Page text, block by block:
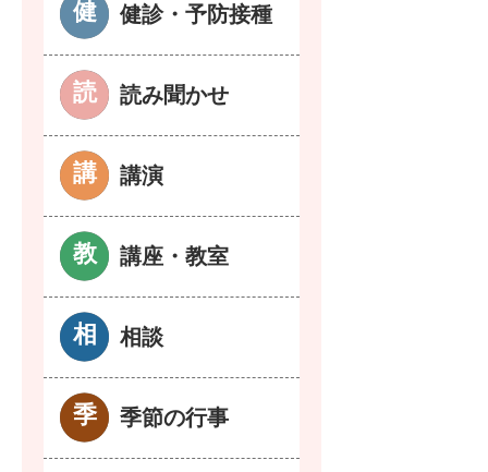
健診・予防接種
読み聞かせ
講演
講座・教室
相談
季節の行事